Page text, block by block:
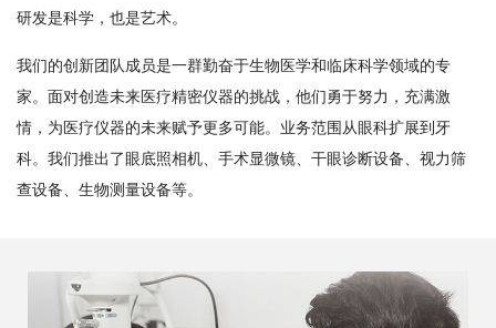
研发是科学，也是艺术。
我们的创新团队成员是一群勤奋于生物医学和临床科学领域的专
家。面对创造未来医疗精密仪器的挑战，他们勇于努力，充满激
情，为医疗仪器的未来赋予更多可能。业务范围从眼科扩展到牙
科。我们推出了眼底照相机、手术显微镜、干眼诊断设备、视力筛
查设备、生物测量设备等。